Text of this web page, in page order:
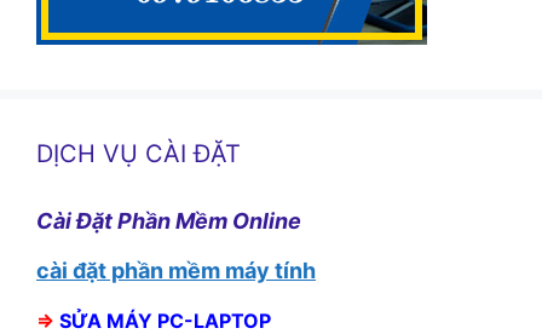
DỊCH VỤ CÀI ĐẶT
Cài Đặt Phần Mềm Online
cài đặt phần mềm máy tính
⇒ SỬA MÁY PC-LAPTOP